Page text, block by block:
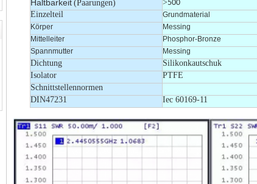
Haltbarkeit (Paarungen) >500
Einzelteil
Grundmaterial
Körper
Messing
Mittelleiter
Phosphor-Bronze
Spannmutter
Messing
Dichtung
Silikonkautschuk
Isolator
PTFE
Schnittstellennormen
DIN47231
Iec 60169-11